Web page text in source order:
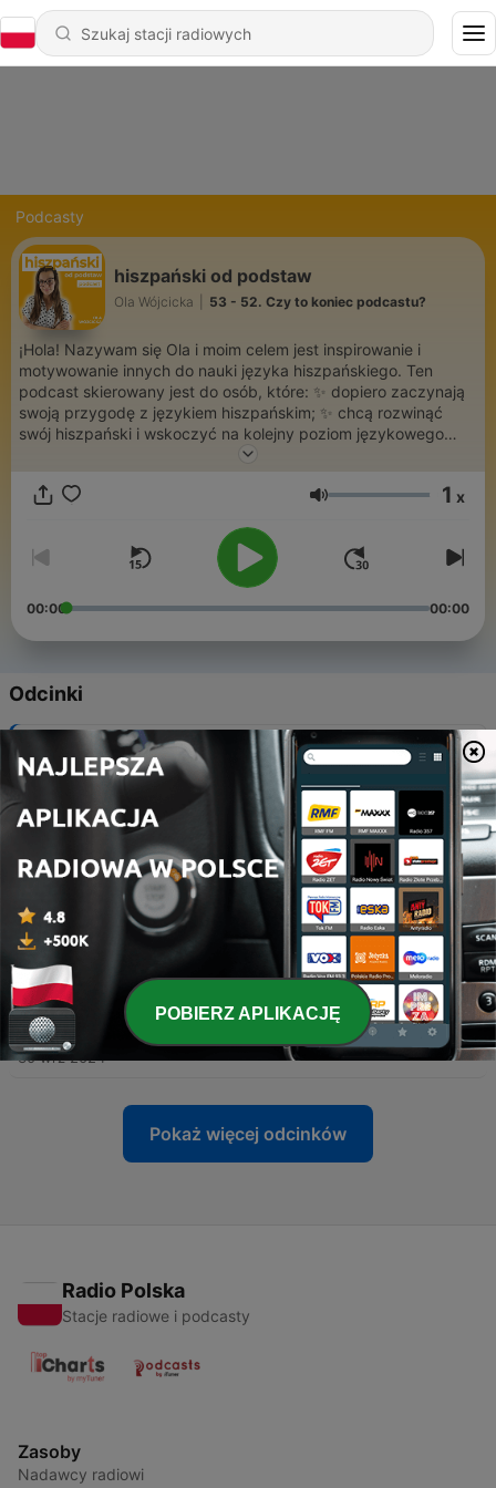
Podcasty
hiszpański od podstaw
Ola Wójcicka 53 - 52. Czy to koniec podcastu?
¡Hola! Nazywam się Ola i moim celem jest inspirowanie i
motywowanie innych do nauki języka hiszpańskiego. Ten
podcast skierowany jest do osób, które: ✨ dopiero zaczynają
swoją przygodę z językiem hiszpańskim; ✨ chcą rozwinąć
swój hiszpański i wskoczyć na kolejny poziom językowego
wtajemniczenia; ✨ chcą poznać efektywne sposoby nauki
naukę; ✨ stawiają na KOMUNIKACJĘ i na codzienny,
hiszpańsku na swoich kolejnych wakacjach w Hiszpanii,
Argentynie, Meksyku czy innym kraju hiszpańskojęzycznym.
Głośność 1 x
00:00 00:00
Odcinki
52. Czy to koniec podcastu?
11 lis 2024
52 - 51. Liczby 100-1000
50. Liczby 20-100
28 paź 2024
14 paź 2024
49 - 48. Jak opisać jedzenie na 8 sposobów?
30 wrz 2024
Pokaż więcej odcinków
Radio Polska
Stacje radiowe i podcasty
Zasoby
Nadawcy radiowi
POBIERZ APLIKACJĘ